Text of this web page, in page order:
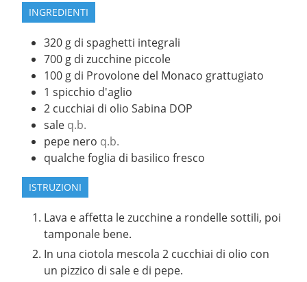
INGREDIENTI
320 g di spaghetti integrali
700 g di zucchine piccole
100 g di Provolone del Monaco grattugiato
1 spicchio d'aglio
2 cucchiai di olio Sabina DOP
sale q.b.
pepe nero q.b.
qualche foglia di basilico fresco
ISTRUZIONI
Lava e affetta le zucchine a rondelle sottili, poi
tamponale bene.
In una ciotola mescola 2 cucchiai di olio con
un pizzico di sale e di pepe.